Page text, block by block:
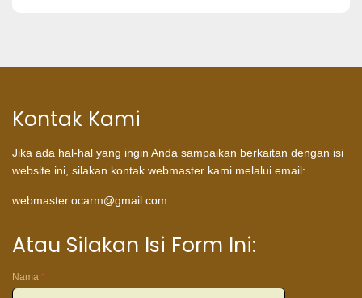
Kontak Kami
Jika ada hal-hal yang ingin Anda sampaikan berkaitan dengan isi
website ini, silakan kontak webmaster kami melalui email:
webmaster.ocarm@gmail.com
Atau Silakan Isi Form Ini:
Atau
Nama *